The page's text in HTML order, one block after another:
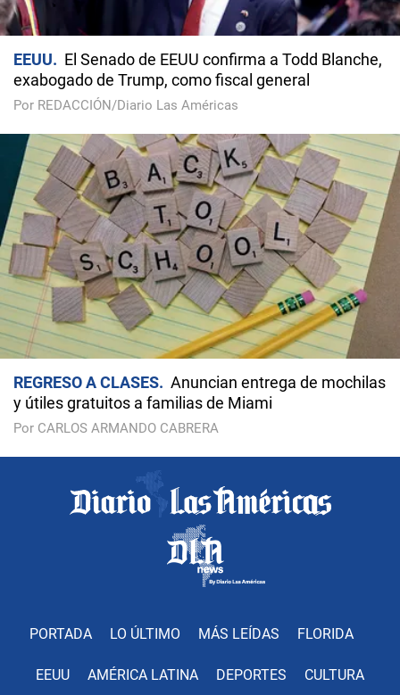
EEUU
El Senado de EEUU confirma a Todd Blanche,
exabogado de Trump, como fiscal general
Por REDACCIÓN/Diario Las Américas
REGRESO A CLASES
Anuncian entrega de mochilas
y útiles gratuitos a familias de Miami
Por CARLOS ARMANDO CABRERA
PORTADA LO ÚLTIMO MÁS LEÍDAS FLORIDA
EEUU AMÉRICA LATINA DEPORTES CULTURA